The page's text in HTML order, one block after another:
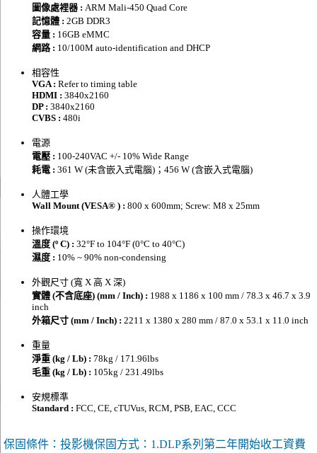
圖像處裡器 : ARM Mali-450 Quad Core
記憶體 : 2GB DDR3
容量 : 16GB eMMC
網路 : 10/100M auto-identification and DHCP
相容性
VGA : Refer to timing table
HDMI : 3840x2160
DP : 3840x2160
CVBS : 480i
電源
電壓 : 100-240VAC +/- 10% Wide Range
耗電 : 361 W (未含嵌入式電腦)；456 W (含嵌入式電腦)
人體工學
Wall Mount (VESA® ) : 800 x 600mm; Screw: M8 x 25mm
操作環境
溫度 (º C) : 32°F to 104°F (0°C to 40°C)
濕度 : 10% ~ 90% non-condensing
外觀尺寸 (寬 X 高 X 深)
實體 (不含底座) (mm / Inch) : 1988 x 1186 x 100 mm / 78.3 x 46.7 x 3.9
inch
外箱尺寸 (mm / Inch) : 2211 x 1380 x 280 mm / 87.0 x 53.1 x 11.0 inch
重量
淨重 (kg / Lb) : 78kg / 171.96lbs
毛重 (kg / Lb) : 105kg / 231.49lbs
安規標準
Standard : FCC, CE, cTUVus, RCM, PSB, EAC, CCC
保固條件：投影機保固方式：1.DLP系列第二年開始收工資費